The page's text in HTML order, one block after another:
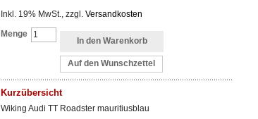
Inkl. 19% MwSt., zzgl. Versandkosten
Menge
In den Warenkorb
Auf den Wunschzettel
Kurzübersicht
Wiking Audi TT Roadster mauritiusblau